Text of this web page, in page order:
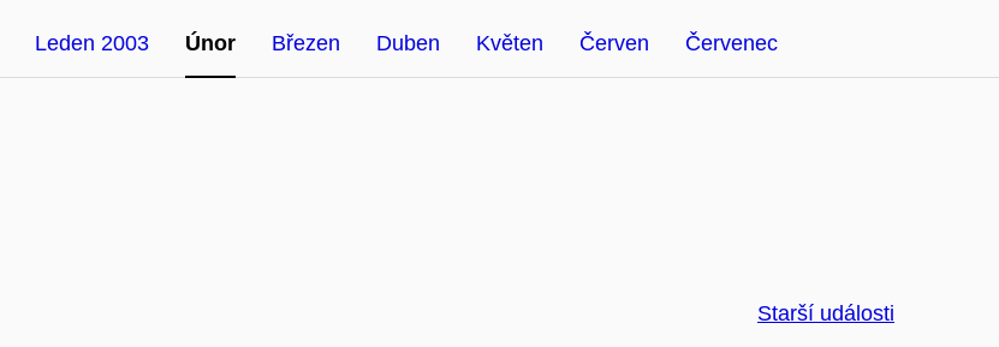
Leden 2003 Únor Březen Duben Květen Červen Červenec
Starší události